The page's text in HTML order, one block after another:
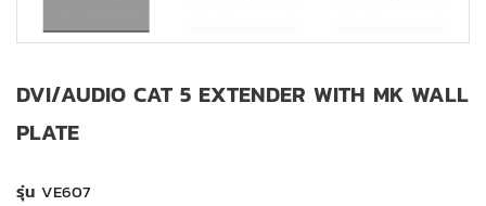
DVI/AUDIO CAT 5 EXTENDER WITH MK WALL
PLATE
รุ่น VE607